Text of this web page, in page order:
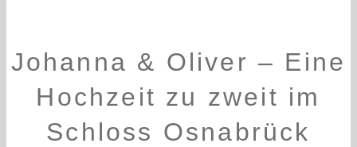
Johanna & Oliver – Eine
Hochzeit zu zweit im
Schloss Osnabrück